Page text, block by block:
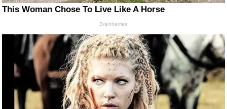
This Woman Chose To Live Like A Horse
Brainberries